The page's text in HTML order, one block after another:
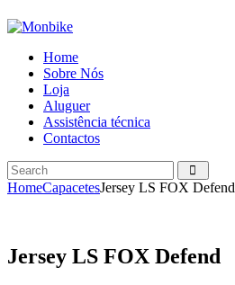
Home
Sobre Nós
Loja
Aluguer
Assistência técnica
Contactos
HomeCapacetesJersey LS FOX Defend
Jersey LS FOX Defend